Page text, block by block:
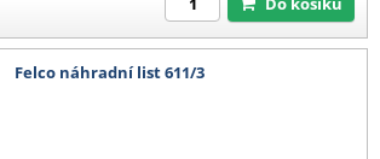
Felco náhradní list 611/3